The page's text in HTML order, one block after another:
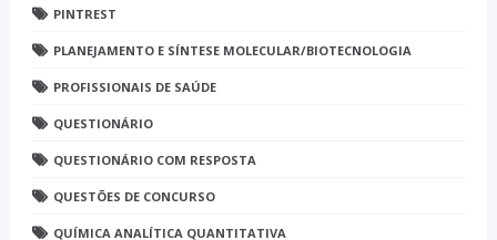
PINTREST
PLANEJAMENTO E SÍNTESE MOLECULAR/BIOTECNOLOGIA
PROFISSIONAIS DE SAÚDE
QUESTIONÁRIO
QUESTIONÁRIO COM RESPOSTA
QUESTÕES DE CONCURSO
QUÍMICA ANALÍTICA QUANTITATIVA